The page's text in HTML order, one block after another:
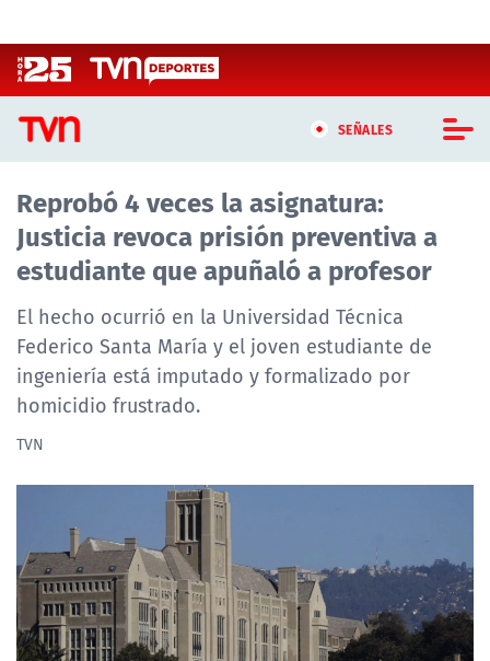
SEÑALES
CASTING MASTERCHEF CHILE
CASTING TVN VERTICAL
TVN VERTICAL
TVN PLAY
PROGRAMAS
ACTUALIDAD Y TENDENCIAS
CORPORATIVO Y TRANSPARENCIA
Reprobó 4 veces la asignatura:
Justicia revoca prisión preventiva a
estudiante que apuñaló a profesor
El hecho ocurrió en la Universidad Técnica
Federico Santa María y el joven estudiante de
ingeniería está imputado y formalizado por
homicidio frustrado.
TVN